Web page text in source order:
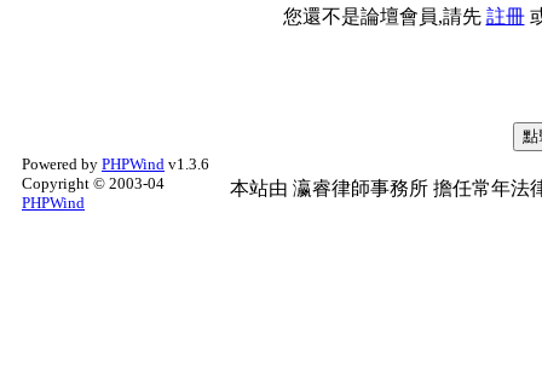
您還不是論壇會員,請先 註冊
Powered by PHPWind v1.3.6
Copyright © 2003-04
PHPWind
本站由 瀛睿律師事務所 擔任常年法